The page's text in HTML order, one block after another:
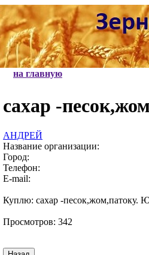
на главную
сахар -
АНДРЕЙ
Название организации:
Город:
Телефон:
E-mail:
Куплю: сахар -песок,жом,патоку.
Просмотров: 342